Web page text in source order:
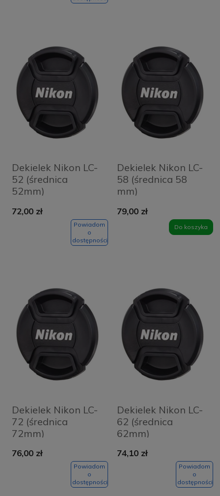
Dekielek Nikon LC-
52 (średnica
52mm)
72,00 zł
Powiadom
o
dostępności
Dekielek Nikon LC-
58 (średnica 58
mm)
79,00 zł
Do koszyka
Dekielek Nikon LC-
72 (średnica
72mm)
76,00 zł
Powiadom
o
dostępności
Dekielek Nikon LC-
62 (średnica
62mm)
74,10 zł
Powiadom
o
dostępności